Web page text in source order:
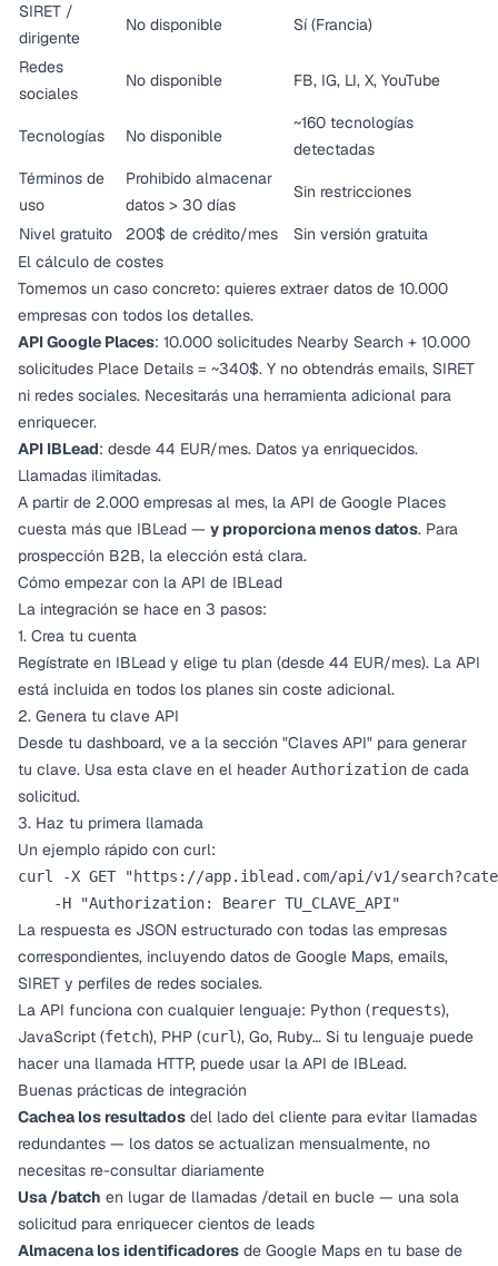
SIRET /
dirigente
No disponible Sí (Francia)
Redes
sociales
No disponible FB, IG, LI, X, YouTube
Tecnologías No disponible
~160 tecnologías
detectadas
Términos de
uso
Prohibido almacenar
datos > 30 días
Sin restricciones
Nivel gratuito 200$ de crédito/mes
Sin versión gratuita
El cálculo de costes
Tomemos un caso concreto: quieres extraer datos de 10.000
empresas con todos los detalles.
API Google Places: 10.000 solicitudes Nearby Search + 10.000
solicitudes Place Details = ~340$. Y no obtendrás emails, SIRET
ni redes sociales. Necesitarás una herramienta adicional para
enriquecer.
API IBLead: desde 44 EUR/mes. Datos ya enriquecidos.
Llamadas ilimitadas.
A partir de 2.000 empresas al mes, la API de Google Places
cuesta más que IBLead — y proporciona menos datos. Para
prospección B2B, la elección está clara.
Cómo empezar con la API de IBLead
La integración se hace en 3 pasos:
1. Crea tu cuenta
Regístrate en IBLead y elige tu plan (desde 44 EUR/mes). La API
está incluida en todos los planes sin coste adicional.
2. Genera tu clave API
Desde tu dashboard, ve a la sección "Claves API" para generar
tu clave. Usa esta clave en el header Authorization de cada
solicitud.
3. Haz tu primera llamada
Un ejemplo rápido con curl:
curl -X GET "https://app.iblead.com/api/v1/
    -H "Authorization: Bearer TU_CLAVE_API"
La respuesta es JSON estructurado con todas las empresas
correspondientes, incluyendo datos de Google Maps, emails,
SIRET y perfiles de redes sociales.
La API funciona con cualquier lenguaje: Python (requests),
JavaScript (fetch), PHP (curl), Go, Ruby… Si tu lenguaje puede
hacer una llamada HTTP, puede usar la API de IBLead.
Buenas prácticas de integración
Cachea los resultados del lado del cliente para evitar llamadas
redundantes — los datos se actualizan mensualmente, no
necesitas re-consultar diariamente
Usa /batch en lugar de llamadas /detail en bucle — una sola
solicitud para enriquecer cientos de leads
Almacena los identificadores de Google Maps en tu base de